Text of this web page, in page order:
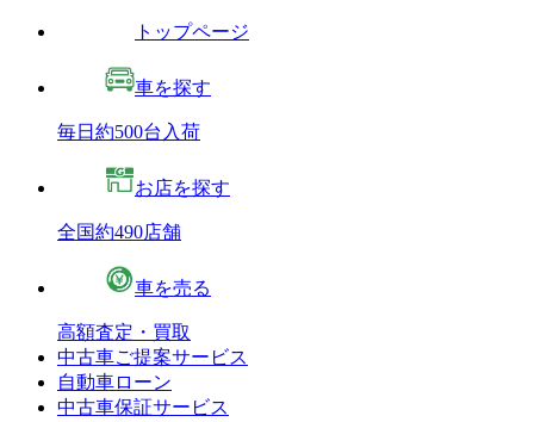
トップページ
車を探す
毎日約500台入荷
お店を探す
全国約490店舗
車を売る
高額査定・買取
中古車ご提案サービス
自動車ローン
中古車保証サービス